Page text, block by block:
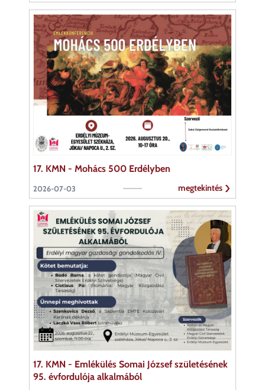
17. KMN - Mohács 500 Erdélyben
2026-07-03 megtekintés
17. KMN - Emlékülés Somai József születésének
95. évfordulója alkalmából